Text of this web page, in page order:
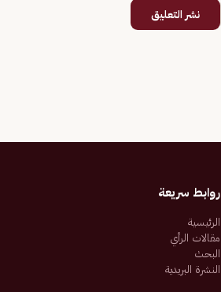
نشر التعليق
روابط سريعة
الرئيسية
مقالات الرأي
البحث
النشرة البريدية